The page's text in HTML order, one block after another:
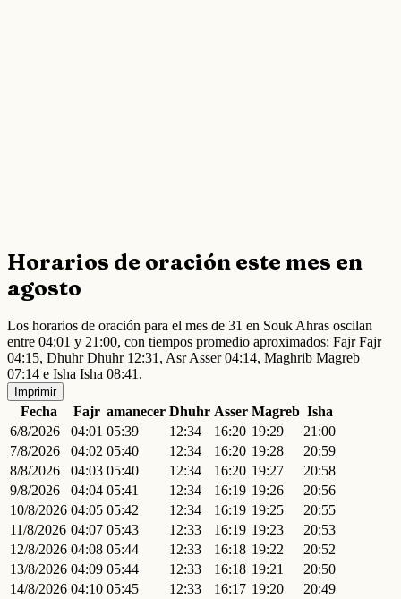
Horarios de oración este mes en
agosto
Los horarios de oración para el mes de 31 en Souk Ahras oscilan
entre 04:01 y 21:00, con tiempos promedio aproximados: Fajr Fajr
04:15, Dhuhr Dhuhr 12:31, Asr Asser 04:14, Maghrib Magreb
07:14 e Isha Isha 08:41.
Imprimir
Fecha Fajr amanecer Dhuhr Asser Magreb Isha
6/8/2026
04:01 05:39 12:34 16:20 19:29
21:00
7/8/2026
04:02 05:40 12:34 16:20 19:28
20:59
8/8/2026
04:03 05:40 12:34 16:20 19:27
20:58
9/8/2026
04:04 05:41 12:34 16:19 19:26
20:56
10/8/2026 04:05 05:42 12:34 16:19 19:25
20:55
11/8/2026 04:07 05:43 12:33 16:19 19:23
20:53
12/8/2026 04:08 05:44 12:33 16:18 19:22
20:52
13/8/2026 04:09 05:44 12:33 16:18 19:21
20:50
14/8/2026 04:10 05:45 12:33 16:17 19:20
20:49